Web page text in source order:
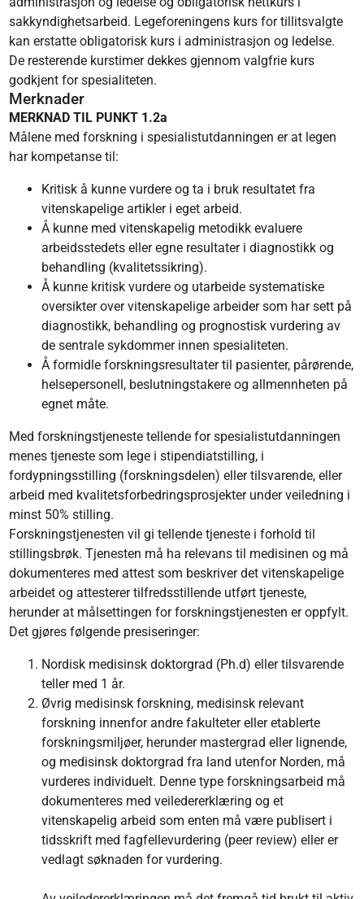
sakkyndighetsarbeid. Legeforeningens kurs for tillitsvalgte
kan erstatte obligatorisk kurs i administrasjon og ledelse.
De resterende kurstimer dekkes gjennom valgfrie kurs
godkjent for spesialiteten.
Merknader
MERKNAD TIL PUNKT 1.2a
Målene med forskning i spesialistutdanningen er at legen
har kompetanse til:
Kritisk å kunne vurdere og ta i bruk resultatet fra
vitenskapelige artikler i eget arbeid.
Å kunne med vitenskapelig metodikk evaluere
arbeidsstedets eller egne resultater i diagnostikk og
behandling (kvalitetssikring).
Å kunne kritisk vurdere og utarbeide systematiske
oversikter over vitenskapelige arbeider som har sett på
diagnostikk, behandling og prognostisk vurdering av
de sentrale sykdommer innen spesialiteten.
Å formidle forskningsresultater til pasienter, pårørende,
helsepersonell, beslutningstakere og allmennheten på
egnet måte.
Med forskningstjeneste tellende for spesialistutdanningen
menes tjeneste som lege i stipendiatstilling, i
fordypningsstilling (forskningsdelen) eller tilsvarende, eller
arbeid med kvalitetsforbedringsprosjekter under veiledning i
minst 50% stilling.
Forskningstjenesten vil gi tellende tjeneste i forhold til
stillingsbrøk. Tjenesten må ha relevans til medisinen og må
dokumenteres med attest som beskriver det vitenskapelige
arbeidet og attesterer tilfredsstillende utført tjeneste,
herunder at målsettingen for forskningstjenesten er oppfylt.
Det gjøres følgende presiseringer:
Nordisk medisinsk doktorgrad (Ph.d) eller tilsvarende
teller med 1 år.
Øvrig medisinsk forskning, medisinsk relevant
forskning innenfor andre fakulteter eller etablerte
forskningsmiljøer, herunder mastergrad eller lignende,
og medisinsk doktorgrad fra land utenfor Norden, må
vurderes individuelt. Denne type forskningsarbeid må
dokumenteres med veiledererklæring og et
vitenskapelig arbeid som enten må være publisert i
tidsskrift med fagfellevurdering (peer review) eller er
vedlagt søknaden for vurdering.